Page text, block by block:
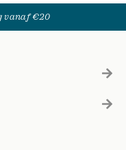
vanaf €20